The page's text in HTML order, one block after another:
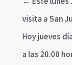
visita a San
Hoy jueves
a las 20.00